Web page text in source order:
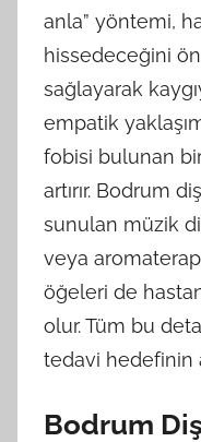
anla” yöntemi,
hissedeceğini
sağlayarak
empatik
fobisi bulunan
artırır. Bodrum
sunulan müzik
veya
öğeleri de
olur. Tüm bu
tedavi hedefinin
Bodrum